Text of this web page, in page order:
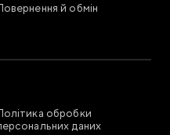
й обмін
обробки
даних